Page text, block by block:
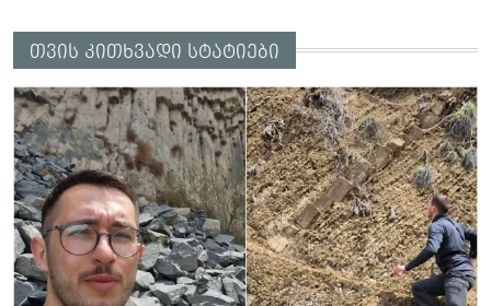
თვის კითხვადი სტატიები